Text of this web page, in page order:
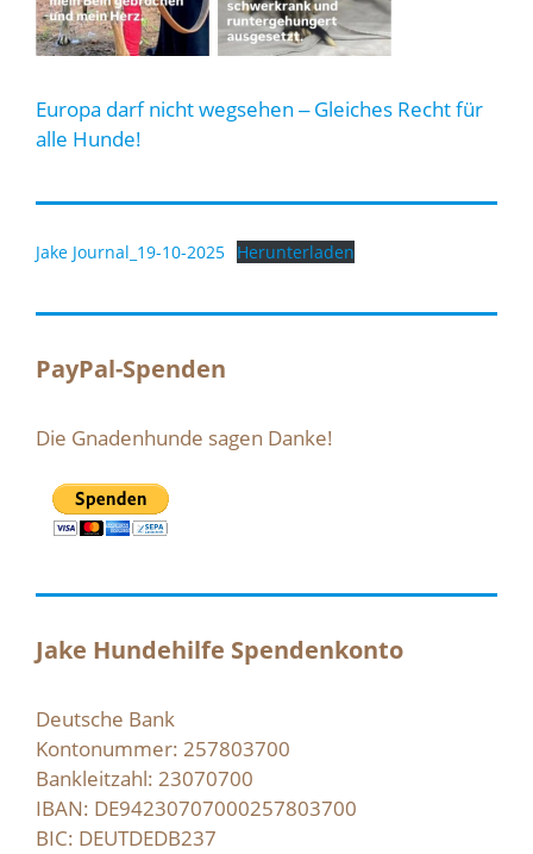
Europa darf nicht wegsehen ‒ Gleiches Recht für
alle Hunde!
Jake Journal_19-10-2025 Herunterladen
PayPal-Spenden
Die Gnadenhunde sagen Danke!
Jake Hundehilfe Spendenkonto
Deutsche Bank
Kontonummer: 257803700
Bankleitzahl: 23070700
IBAN: DE94230707000257803700
BIC: DEUTDEDB237